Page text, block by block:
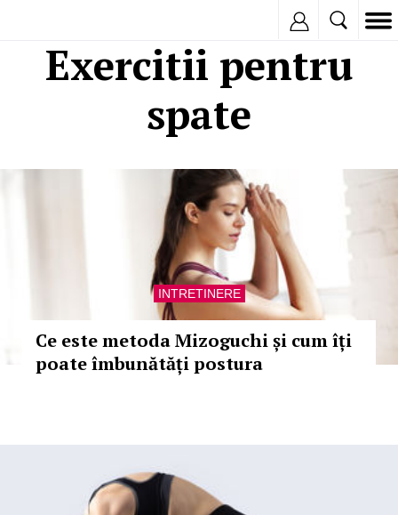
Exercitii pentru
spate
INTRETINERE
Ce este metoda Mizoguchi și cum îți
poate îmbunătăți postura